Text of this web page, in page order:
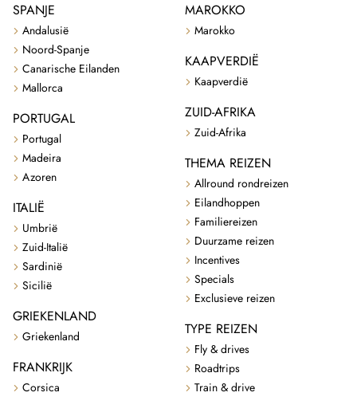
SPANJE
Andalusië
Noord-Spanje
Canarische Eilanden
Mallorca
PORTUGAL
Portugal
Madeira
Azoren
ITALIË
Umbrië
Zuid-Italië
Sardinië
Sicilië
GRIEKENLAND
Griekenland
FRANKRIJK
Corsica
MAROKKO
Marokko
KAAPVERDIË
Kaapverdië
ZUID-AFRIKA
Zuid-Afrika
THEMA REIZEN
Allround rondreizen
Eilandhoppen
Familiereizen
Duurzame reizen
Incentives
Specials
Exclusieve reizen
TYPE REIZEN
Fly & drives
Roadtrips
Train & drive